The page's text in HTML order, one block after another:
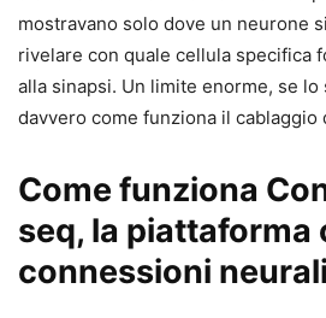
mostravano solo dove un neurone
rivelare con quale cellula specifica
alla sinapsi. Un limite enorme, se lo
davvero come funziona il cablaggio
Come funziona
seq, la piattaforma
connessioni neurali